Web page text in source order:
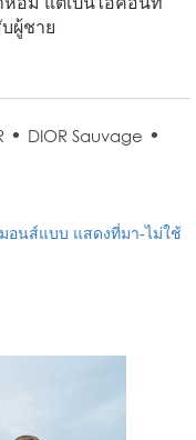
ผู้ชาย
• DIOR Sauvage •
นส์แบบ แสดงที่มา-ไม่ใช้